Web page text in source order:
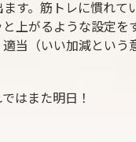
す。筋トレに慣れて
上がるような設定を
当（いい加減という
はまた明日！